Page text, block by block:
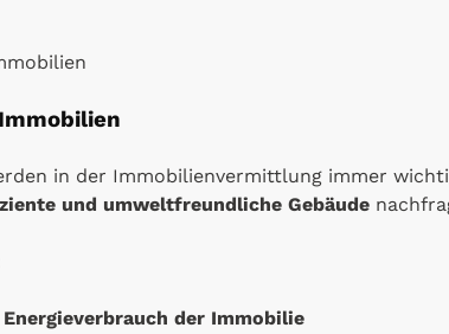
in der Immobilienvermittlung immer
und umweltfreundliche Gebäude
der Immobilie